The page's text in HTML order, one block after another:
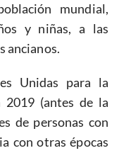
mundial,
y niñas, a las
ancianos.
Unidas para la
2019 (antes de la
de personas con
con otras épocas